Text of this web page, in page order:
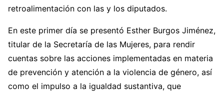
retroalimentación con las y los diputados.
En este primer día se presentó Esther Burgos Jiménez,
titular de la Secretaría de las Mujeres, para rendir
cuentas sobre las acciones implementadas en materia
de prevención y atención a la violencia de género, así
como el impulso a la igualdad sustantiva, que